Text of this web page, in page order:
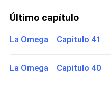
Último capítulo
La Omega Capitulo 41
La Omega Capitulo 40